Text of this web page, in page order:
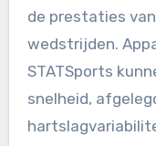
de prestaties
wedstrijden.
STATSports
snelheid,